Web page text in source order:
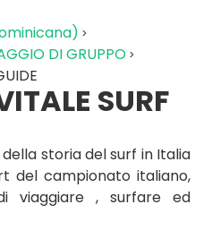
DI GRUPPO
SURF
storia del surf in Italia
del campionato italiano,
viaggiare , surfare ed